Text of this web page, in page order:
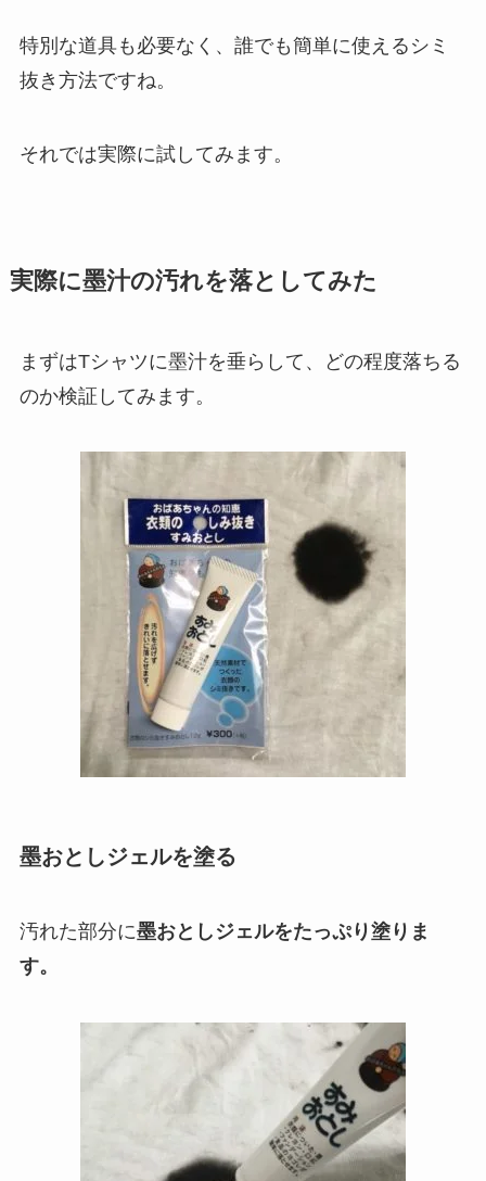
特別な道具も必要なく、誰でも簡単に使えるシミ
抜き方法ですね。
それでは実際に試してみます。
実際に墨汁の汚れを落としてみた
まずはTシャツに墨汁を垂らして、どの程度落ちる
のか検証してみます。
墨おとしジェルを塗る
汚れた部分に墨おとしジェルをたっぷり塗りま
す。